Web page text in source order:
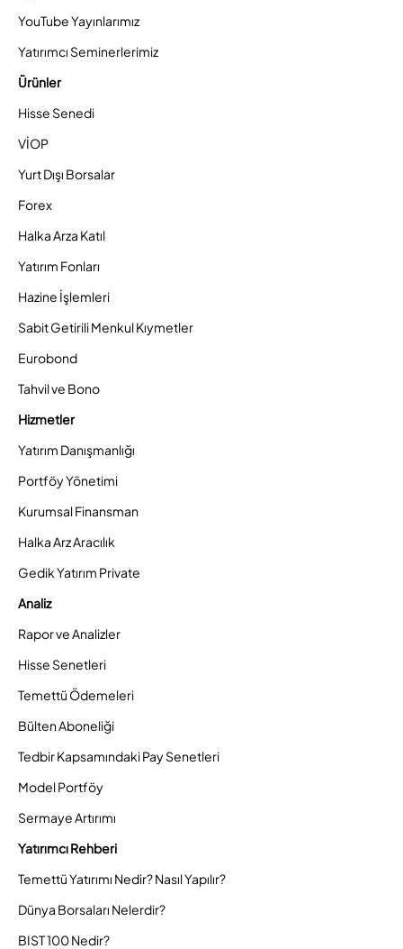
YouTube Yayınlarımız
Yatırımcı Seminerlerimiz
Ürünler
Hisse Senedi
VİOP
Yurt Dışı Borsalar
Forex
Halka Arza Katıl
Yatırım Fonları
Hazine İşlemleri
Sabit Getirili Menkul Kıymetler
Eurobond
Tahvil ve Bono
Hizmetler
Yatırım Danışmanlığı
Portföy Yönetimi
Kurumsal Finansman
Halka Arz Aracılık
Gedik Yatırım Private
Analiz
Rapor ve Analizler
Hisse Senetleri
Temettü Ödemeleri
Bülten Aboneliği
Tedbir Kapsamındaki Pay Senetleri
Model Portföy
Sermaye Artırımı
Yatırımcı Rehberi
Temettü Yatırımı Nedir? Nasıl Yapılır?
Dünya Borsaları Nelerdir?
BIST 100 Nedir?